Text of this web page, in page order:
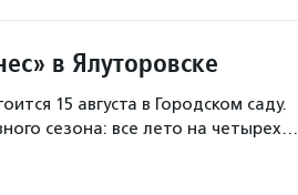
в Ялуторовске
15 августа в Городском саду.
сезона: все лето на четырех…